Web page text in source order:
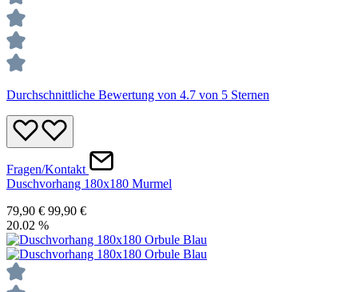
Durchschnittliche Bewertung von 4.7 von 5 Sternen
Fragen/Kontakt
Duschvorhang 180x180 Murmel
79,90 € 99,90 €
20.02 %